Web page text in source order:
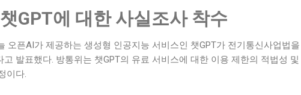
GPT에 대한 사실조사 착수
오픈AI가 제공하는 생성형 인공지능 서비스인 챗GPT가 전기통신사업법
발표했다. 방통위는 챗GPT의 유료 서비스에 대한 이용 제한의 적법성
이다.